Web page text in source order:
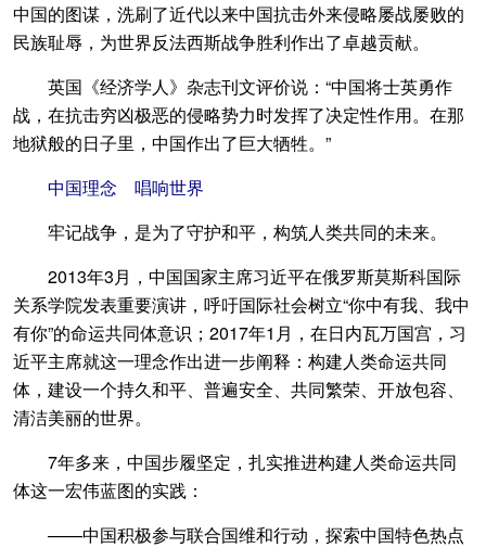
中国的图谋，洗刷了近代以来中国抗击外来侵略屡战屡败的
民族耻辱，为世界反法西斯战争胜利作出了卓越贡献。
英国《经济学人》杂志刊文评价说：“中国将士英勇作
战，在抗击穷凶极恶的侵略势力时发挥了决定性作用。在那
地狱般的日子里，中国作出了巨大牺牲。”
中国理念 唱响世界
牢记战争，是为了守护和平，构筑人类共同的未来。
2013年3月，中国国家主席习近平在俄罗斯莫斯科国际
关系学院发表重要演讲，呼吁国际社会树立“你中有我、我中
有你”的命运共同体意识；2017年1月，在日内瓦万国宫，习
近平主席就这一理念作出进一步阐释：构建人类命运共同
体，建设一个持久和平、普遍安全、共同繁荣、开放包容、
清洁美丽的世界。
7年多来，中国步履坚定，扎实推进构建人类命运共同
体这一宏伟蓝图的实践：
——中国积极参与联合国维和行动，探索中国特色热点